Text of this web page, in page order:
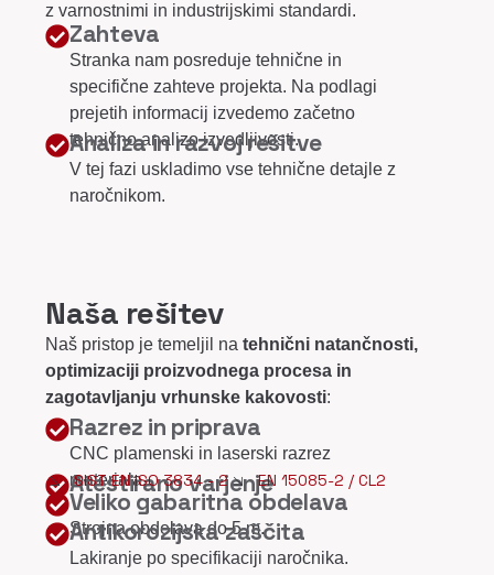
z varnostnimi in industrijskimi standardi.
Zahteva
Stranka nam posreduje tehnične in
specifične zahteve projekta. Na podlagi
prejetih informacij izvedemo začetno
tehnično analizo izvedljivosti.
Analiza in razvoj rešitve
V tej fazi uskladimo vse tehnične detajle z
naročnikom.
Naša rešitev
Naš pristop je temeljil na tehnični natančnosti,
optimizaciji proizvodnega procesa in
zagotavljanju vrhunske kakovosti:
Razrez in priprava
CNC plamenski in laserski razrez
materiala.
Atestirano varjenje
SIST EN ISO 3834 - 2 EN 15085-2 / CL2
Veliko gabaritna obdelava
Strojna obdelava do 5 m.
Antikorozijska zaščita
Lakiranje po specifikaciji naročnika.